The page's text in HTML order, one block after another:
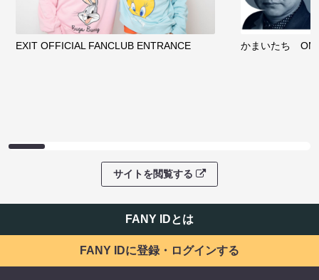
EXIT OFFICIAL FANCLUB ENTRANCE かまいたち
サイトを閲覧する
FANY IDとは
FANY IDに登録・ログインする